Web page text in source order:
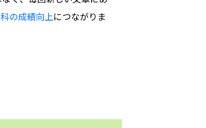
の成績向上につながりま